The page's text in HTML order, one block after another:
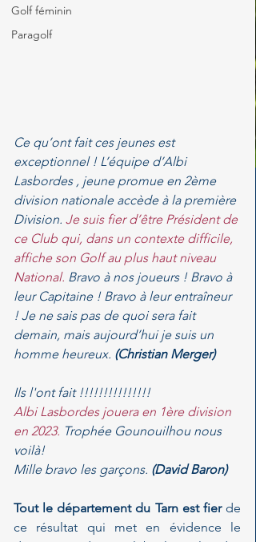
Golf féminin
Paragolf
Ce qu’ont fait ces jeunes est
exceptionnel ! L’équipe d’Albi
Lasbordes , jeune promue en 2ème
division nationale accède à la première
Division. Je suis fier d’être Président de
ce Club qui, dans un contexte difficile,
affiche son Golf au plus haut niveau
National. Bravo à nos joueurs ! Bravo à
leur Capitaine ! Bravo à leur entraîneur
! Je ne sais pas de quoi sera fait
demain, mais aujourd’hui je suis un
homme heureux. (Christian Merger)
Ils l'ont fait !!!!!!!!!!!!!!!
Albi Lasbordes jouera en 1ère division
en 2023. Trophée Gounouilhou nous
voilà!
Mille bravo les garçons. (David Baron)
Tout le département du Tarn est fier de
ce résultat qui met en évidence le